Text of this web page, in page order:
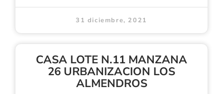
31 diciembre, 2021
CASA LOTE N.11 MANZANA
26 URBANIZACION LOS
ALMENDROS